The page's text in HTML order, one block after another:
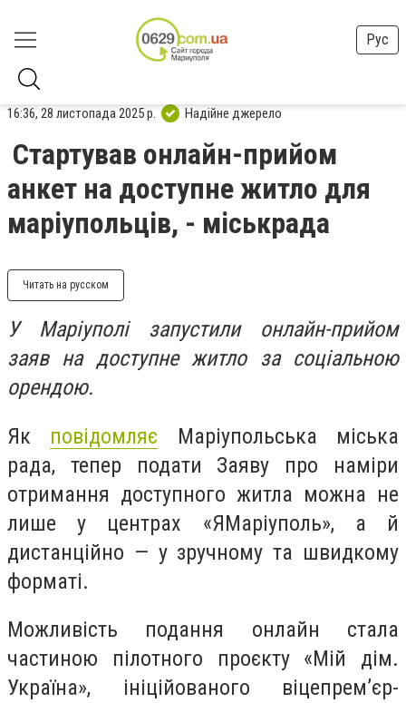
Рус
16:36, 28 листопада 2025 р. Надійне джерело
Стартував онлайн-прийом
анкет на доступне житло для
маріупольців, - міськрада
Читать на русском
У Маріуполі запустили онлайн-прийом
заяв на доступне житло за соціальною
орендою.
Як повідомляє Маріупольська міська
рада, тепер подати Заяву про наміри
отримання доступного житла можна не
лише у центрах «ЯМаріуполь», а й
дистанційно — у зручному та швидкому
форматі.
Можливість подання онлайн стала
частиною пілотного проєкту «Мій дім.
Україна», ініційованого віцепрем’єр-